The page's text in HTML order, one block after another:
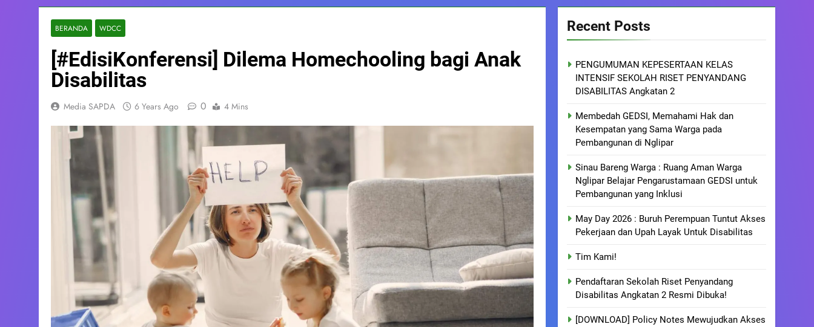
BERANDA WDCC
[#EdisiKonferensi] Dilema Homechooling bagi Anak
Disabilitas
Media SAPDA 6 Years Ago 0 4 Mins
Recent Posts
PENGUMUMAN KEPESERTAAN KELAS
INTENSIF SEKOLAH RISET PENYANDANG
DISABILITAS Angkatan 2
Membedah GEDSI, Memahami Hak dan
Kesempatan yang Sama Warga pada
Pembangunan di Nglipar
Sinau Bareng Warga : Ruang Aman Warga
Nglipar Belajar Pengarustamaan GEDSI untuk
Pembangunan yang Inklusi
May Day 2026 : Buruh Perempuan Tuntut Akses
Pekerjaan dan Upah Layak Untuk Disabilitas
Tim Kami!
Pendaftaran Sekolah Riset Penyandang
Disabilitas Angkatan 2 Resmi Dibuka!
[DOWNLOAD] Policy Notes Mewujudkan Akses